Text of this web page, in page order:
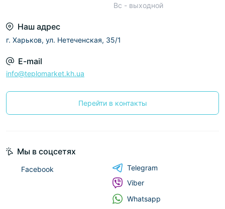
Вс - выходной
Наш адрес
г. Харьков, ул. Нетеченская, 35/1
E-mail
info@teplomarket.kh.ua
Перейти в контакты
Мы в соцсетях
Facebook
Telegram
Viber
Whatsapp